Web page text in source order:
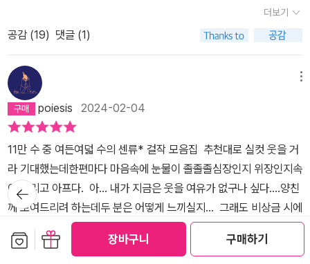
장바구니 구매하기
시사하는 바가 있다고 생각된다. 실버 센류 몇 작품을 감상해보자. 세
시간이나 기다렸다 들은 병명 ˝노환입니다.˝ 2세대 주택 지었지만 아
바(일본어로 할머니) 영정 사진 너무 웃었다고 퇴짜 맞았다 요즘은 대
화도 틀니도 맞물리지 않는다 빨리 감기 하고 싶다 우리 마누라 푸념
과 잔소리 안약을 넣는데 나도 모르게 입을 벌린다. 자동 응답기에 대
고 천천히 말하라며 고함치는 아버지 전에도 몇 번이나 분명히 말했
을 터인데 ˝처음 듣는다!˝ 이 나이쯤 되면 재채기 한 번에도 목숨을 건
다.
게 받아들이면서 살아가고 있는지 다시 살펴보게 된다. 부모가 늙어
간 모습을 이제는 자신에게서 찾게 되는 세월이 찾아온다. 한번도 경
험해 보지 않은 늙어가는 것을 부부가 함께 경험하고 있다. 다양한 늙
어가는 증세들을 새롭게 경험할수록 이 시가 미래를 준비하는 예행연
습이 되기까지 한다. ​​꽤 많은 웃음으로 늙어감을 이해하게 한다. 유쾌
하게 늙어가는 것도 중요해 보인다. 잘 이해하는 과정이 필요해진다.
혼자 사는 노인이 가전제품 음성 안내에 대답을 한다는 내용도 무심
해지지 않는다. 언젠가는 누군가는 혼자 남게 될 것이다. 중년과 노년
은 누구나 피하지 못할 여정이 된다. 그 길이 울퉁불퉁하고 낯설고 마
음대로 되지 않는 것들이 일어나는 세월임에는 분명할 것이다. 하지
만 나쁘지만은 않은 과정이기도 하다. 나이 먹는 것도 나쁘지 않은 것
이라는 것을 이해하게 되는 시들을 만나게 된다. ​​자기소개할 때 취미
와 지병을 하나씩 말한다는 52살의 시도 인상적이다. 정년이 되고 아
더보기
공감 (19) 댓글 (1)
poiesis 2024-02-04
11만 수 중 여든여덟 수의 센류* 걸작 모음집 추천대로 실컷 웃을 거
라 기대했는데한편마다 마음속에 눈물이 졸졸졸심장인지 위장인지속
이 쓰리고 아프다. 아... 내가 지금은 웃을 여유가 없구나 싶다....양친
께 보여드리려 하는데두 분은 어떻게 느끼실지... 그래도 비상금 시에
는 풋,꼭 찾아 내셨기를바란다. * 센류: 일본의 정형시 중 하나. 5-7-
5, 총 17개 음으로 된 짧은 시
더보기
뒤로가
기